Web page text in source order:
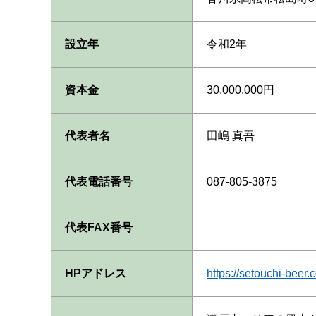
設立年 令和2年
資本金 30,000,000円
代表者名 田嶋 真吾
代表電話番号 087-805-3875
代表FAX番号
HPアドレス https://setouchi-